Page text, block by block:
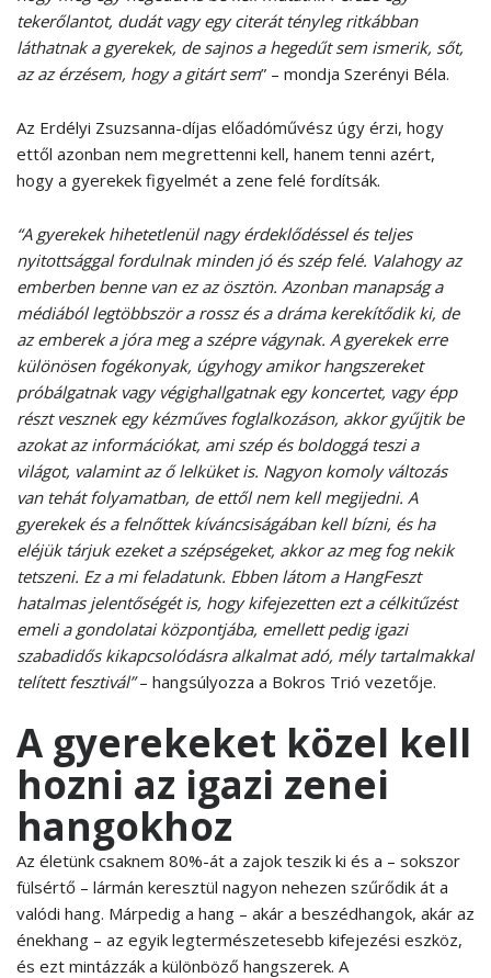
tekerőlantot, dudát vagy egy citerát tényleg ritkábban
láthatnak a gyerekek, de sajnos a hegedűt sem ismerik, sőt,
az az érzésem, hogy a gitárt sem” – mondja Szerényi Béla.
Az Erdélyi Zsuzsanna-díjas előadóművész úgy érzi, hogy
ettől azonban nem megrettenni kell, hanem tenni azért,
hogy a gyerekek figyelmét a zene felé fordítsák.
“A gyerekek hihetetlenül nagy érdeklődéssel és teljes
nyitottsággal fordulnak minden jó és szép felé. Valahogy az
emberben benne van ez az ösztön. Azonban manapság a
médiából legtöbbször a rossz és a dráma kerekítődik ki, de
az emberek a jóra meg a szépre vágynak. A gyerekek erre
különösen fogékonyak, úgyhogy amikor hangszereket
próbálgatnak vagy végighallgatnak egy koncertet, vagy épp
részt vesznek egy kézműves foglalkozáson, akkor gyűjtik be
azokat az információkat, ami szép és boldoggá teszi a
világot, valamint az ő lelküket is. Nagyon komoly változás
van tehát folyamatban, de ettől nem kell megijedni. A
gyerekek és a felnőttek kíváncsiságában kell bízni, és ha
eléjük tárjuk ezeket a szépségeket, akkor az meg fog nekik
tetszeni. Ez a mi feladatunk. Ebben látom a HangFeszt
hatalmas jelentőségét is, hogy kifejezetten ezt a célkitűzést
emeli a gondolatai központjába, emellett pedig igazi
szabadidős kikapcsolódásra alkalmat adó, mély tartalmakkal
telített fesztivál”– hangsúlyozza a Bokros Trió vezetője.
A gyerekeket közel kell
hozni az igazi zenei
hangokhoz
Az életünk csaknem 80%-át a zajok teszik ki és a – sokszor
fülsértő – lármán keresztül nagyon nehezen szűrődik át a
valódi hang. Márpedig a hang – akár a beszédhangok, akár az
énekhang – az egyik legtermészetesebb kifejezési eszköz,
és ezt mintázzák a különböző hangszerek. A